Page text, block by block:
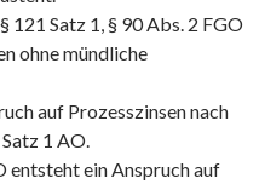
121 Satz 1, § 90 Abs. 2 FGO
ohne mündliche
auf Prozesszinsen nach
1 AO.
entsteht ein Anspruch auf